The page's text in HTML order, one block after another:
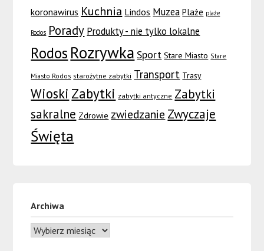
koronawirus Kuchnia Lindos Muzea Plaże plaże
Rodos Porady Produkty - nie tylko lokalne
Rodos Rozrywka Sport Stare Miasto Stare
Miasto Rodos starożytne zabytki Transport Trasy
Wioski Zabytki zabytki antyczne Zabytki
sakralne Zdrowie zwiedzanie Zwyczaje
Święta
Archiwa